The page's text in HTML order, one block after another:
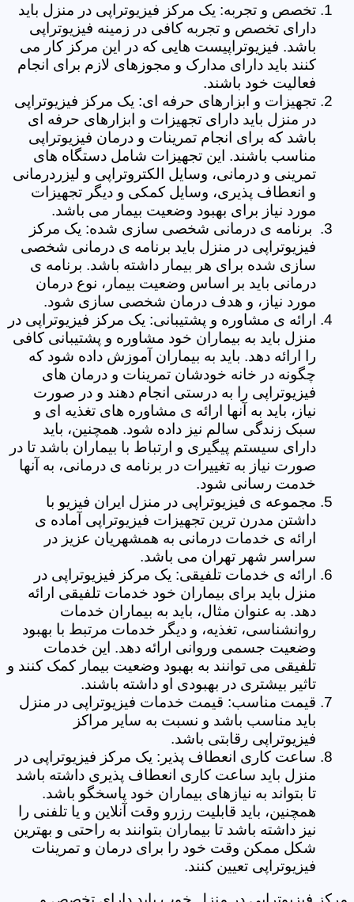
تخصص و تجربه: یک مرکز فیزیوتراپی در منزل باید
دارای تخصص و تجربه کافی در زمینه فیزیوتراپی
باشد. فیزیوتراپیست هایی که در این مرکز کار می
کنند باید دارای مدارک و مجوزهای لازم برای انجام
فعالیت خود باشند.
تجهیزات و ابزارهای حرفه ای: یک مرکز فیزیوتراپی
در منزل باید دارای تجهیزات و ابزارهای حرفه ای
باشد که برای انجام تمرینات و درمان فیزیوتراپی
مناسب باشند. این تجهیزات شامل دستگاه های
تمرینی و درمانی، وسایل الکتروتراپی و لیزردرمانی
و انعطاف پذیری، وسایل کمکی و دیگر تجهیزات
مورد نیاز برای بهبود وضعیت بیمار می باشد.
برنامه ی درمانی شخصی سازی شده: یک مرکز
فیزیوتراپی در منزل باید برنامه ی درمانی شخصی
سازی شده برای هر بیمار داشته باشد. برنامه ی
درمانی باید بر اساس وضعیت بیمار، نوع درمان
مورد نیاز، و هدف درمان شخصی سازی شود.
ارائه ی مشاوره و پشتیبانی: یک مرکز فیزیوتراپی در
منزل باید به بیماران خود مشاوره و پشتیبانی کافی
را ارائه دهد. باید به بیماران آموزش داده شود که
چگونه در خانه خودشان تمرینات و درمان های
فیزیوتراپی را به درستی انجام دهند و در صورت
نیاز، باید به آنها ارائه ی مشاوره های تغذیه ای و
سبک زندگی سالم نیز داده شود. همچنین، باید
دارای سیستم پیگیری و ارتباط با بیماران باشد تا در
صورت نیاز به تغییرات در برنامه ی درمانی، به آنها
خدمت رسانی شود.
مجموعه ی فیزیوتراپی در منزل ایران فیزیو با
داشتن مدرن ترین تجهیزات فیزیوتراپی آماده ی
ارائه ی خدمات درمانی به همشهریان عزیز در
سراسر شهر تهران می باشد.
ارائه ی خدمات تلفیقی: یک مرکز فیزیوتراپی در
منزل باید برای بیماران خود خدمات تلفیقی ارائه
دهد. به عنوان مثال، باید به بیماران خدمات
روانشناسی، تغذیه، و دیگر خدمات مرتبط با بهبود
وضعیت جسمی وروانی ارائه دهد. این خدمات
تلفیقی می توانند به بهبود وضعیت بیمار کمک کنند و
تاثیر بیشتری در بهبودی او داشته باشند.
قیمت مناسب: قیمت خدمات فیزیوتراپی در منزل
باید مناسب باشد و نسبت به سایر مراکز
فیزیوتراپی رقابتی باشد.
ساعت کاری انعطاف پذیر: یک مرکز فیزیوتراپی در
منزل باید ساعت کاری انعطاف پذیری داشته باشد
تا بتواند به نیازهای بیماران خود پاسخگو باشد.
همچنین، باید قابلیت رزرو وقت آنلاین و یا تلفنی را
نیز داشته باشد تا بیماران بتوانند به راحتی و بهترین
شکل ممکن وقت خود را برای درمان و تمرینات
فیزیوتراپی تعیین کنند.